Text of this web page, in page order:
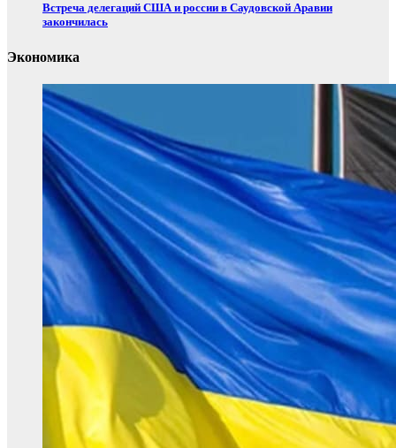
Встреча делегаций США и россии в Саудовской Аравии
закончилась
Экономика